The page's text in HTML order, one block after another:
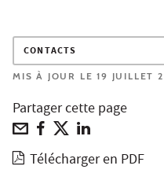
CONTACTS
MIS À JOUR LE 19 JUILLET
Partager cette page
Télécharger en PDF